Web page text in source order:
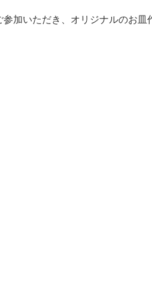
参加いただき、オリジナルのお